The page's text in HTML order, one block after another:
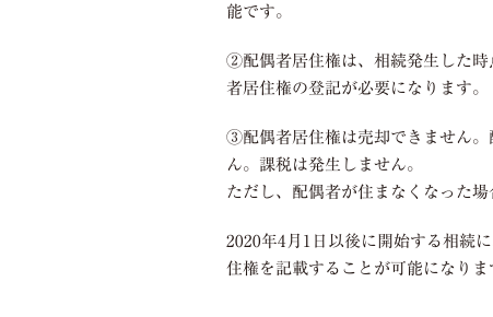
能です。
②配偶者居住権は、相続発生した時
者居住権の登記が必要になります
③配偶者居住権は売却できません。
ん。課税は発生しません。
ただし、配偶者が住まなくなった
2020年4月1日以後に開始する相続
住権を記載することが可能になりま